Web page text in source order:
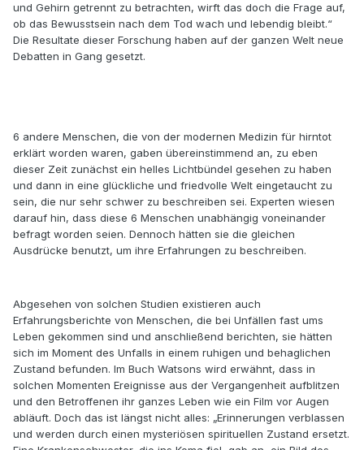
und Gehirn getrennt zu betrachten, wirft das doch die Frage auf,
ob das Bewusstsein nach dem Tod wach und lebendig bleibt.“
Die Resultate dieser Forschung haben auf der ganzen Welt neue
Debatten in Gang gesetzt.
6 andere Menschen, die von der modernen Medizin für hirntot
erklärt worden waren, gaben übereinstimmend an, zu eben
dieser Zeit zunächst ein helles Lichtbündel gesehen zu haben
und dann in eine glückliche und friedvolle Welt eingetaucht zu
sein, die nur sehr schwer zu beschreiben sei. Experten wiesen
darauf hin, dass diese 6 Menschen unabhängig voneinander
befragt worden seien. Dennoch hätten sie die gleichen
Ausdrücke benutzt, um ihre Erfahrungen zu beschreiben.
Abgesehen von solchen Studien existieren auch
Erfahrungsberichte von Menschen, die bei Unfällen fast ums
Leben gekommen sind und anschließend berichten, sie hätten
sich im Moment des Unfalls in einem ruhigen und behaglichen
Zustand befunden. Im Buch Watsons wird erwähnt, dass in
solchen Momenten Ereignisse aus der Vergangenheit aufblitzen
und den Betroffenen ihr ganzes Leben wie ein Film vor Augen
abläuft. Doch das ist längst nicht alles: „Erinnerungen verblassen
und werden durch einen mysteriösen spirituellen Zustand ersetzt.